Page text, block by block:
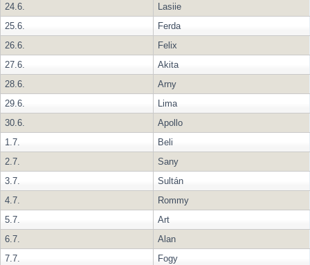
24.6.
Lasiie
25.6.
Ferda
26.6.
Felix
27.6.
Akita
28.6.
Arny
29.6.
Lima
30.6.
Apollo
1.7.
Beli
2.7.
Sany
3.7.
Sultán
4.7.
Rommy
5.7.
Art
6.7.
Alan
7.7.
Fogy